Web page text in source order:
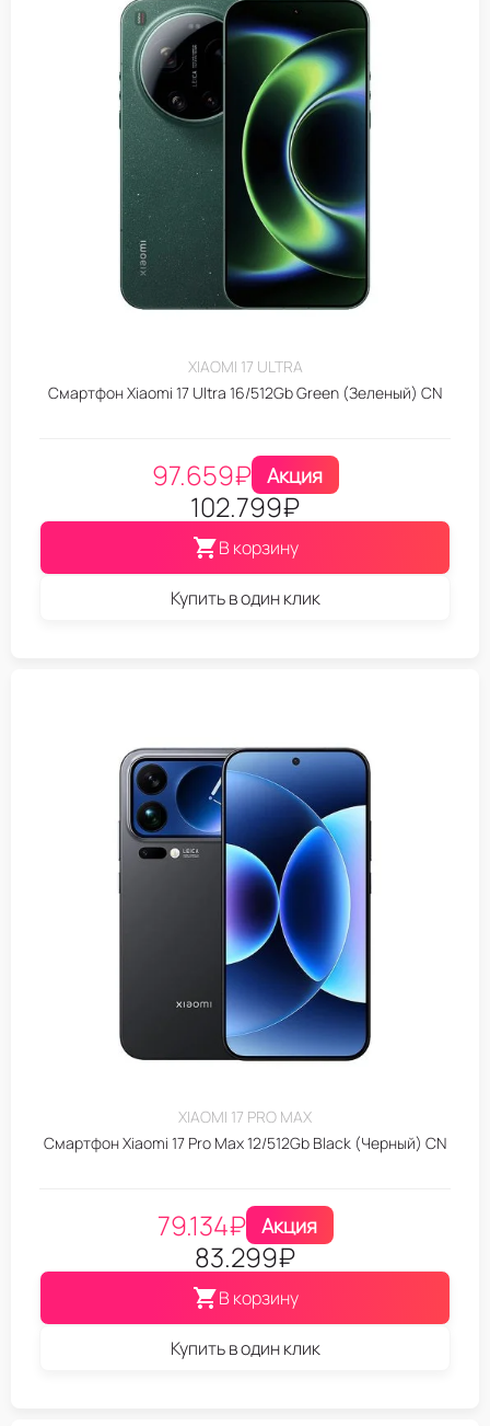
XIAOMI 17 ULTRA
Смартфон Xiaomi 17 Ultra 16/512Gb Green (Зеленый) CN
97.659₽ Акция
102.799₽
В корзину
Купить в один клик
XIAOMI 17 PRO MAX
Смартфон Xiaomi 17 Pro Max 12/512Gb Black (Черный) CN
79.134₽ Акция
83.299₽
В корзину
Купить в один клик